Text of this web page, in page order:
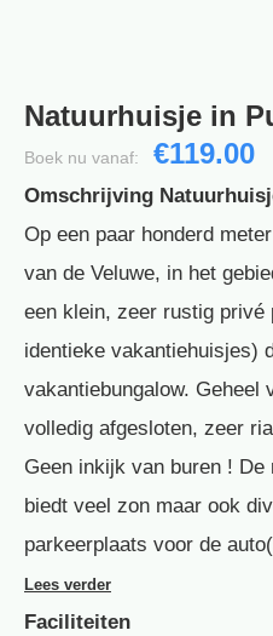
Natuurhuisje in
Boek nu vanaf: €119.00
Omschrijving
Op een paar honderd
van de Veluwe, in het
een klein, zeer rustig
identieke vakantiehuisjes)
vakantiebungalow. Geheel
volledig afgesloten, zeer
Geen inkijk van buren !
biedt veel zon maar ook
parkeerplaats voor de
Lees verder
Faciliteiten